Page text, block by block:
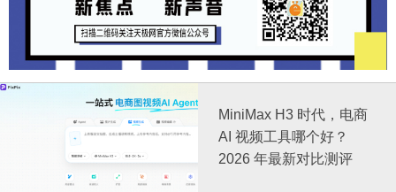
MiniMax H3 时代，电商
AI 视频工具哪个好？
2026 年最新对比测评